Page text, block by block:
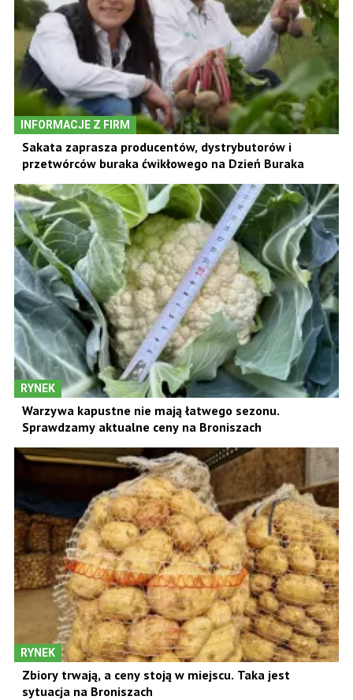
INFORMACJE Z FIRM
Sakata zaprasza producentów, dystrybutorów i
przetwórców buraka ćwikłowego na Dzień Buraka
RYNEK
Warzywa kapustne nie mają łatwego sezonu.
Sprawdzamy aktualne ceny na Broniszach
RYNEK
Zbiory trwają, a ceny stoją w miejscu. Taka jest
sytuacja na Broniszach